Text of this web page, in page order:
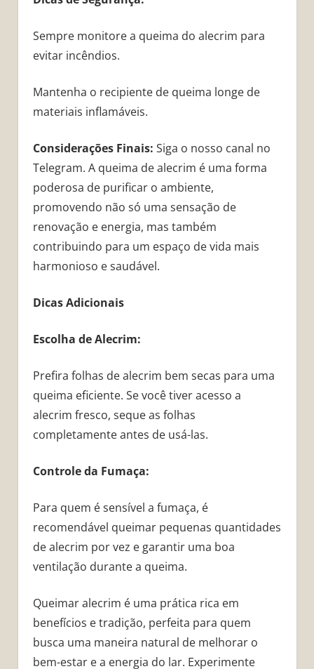
Sempre monitore a queima do alecrim para
evitar incêndios.
Mantenha o recipiente de queima longe de
materiais inflamáveis.
Considerações Finais: Siga o nosso canal no
Telegram. A queima de alecrim é uma forma
poderosa de purificar o ambiente,
promovendo não só uma sensação de
renovação e energia, mas também
contribuindo para um espaço de vida mais
harmonioso e saudável.
Dicas Adicionais
Escolha de Alecrim:
Prefira folhas de alecrim bem secas para uma
queima eficiente. Se você tiver acesso a
alecrim fresco, seque as folhas
completamente antes de usá-las.
Controle da Fumaça:
Para quem é sensível a fumaça, é
recomendável queimar pequenas quantidades
de alecrim por vez e garantir uma boa
ventilação durante a queima.
Queimar alecrim é uma prática rica em
benefícios e tradição, perfeita para quem
busca uma maneira natural de melhorar o
bem-estar e a energia do lar. Experimente